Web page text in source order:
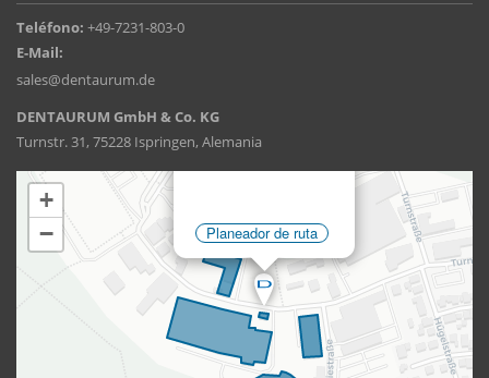
Teléfono: +49-7231-803-0
E-Mail:
sales@dentaurum.de
DENTAURUM GmbH & Co. KG
Turnstr. 31, 75228 Ispringen, Alemania